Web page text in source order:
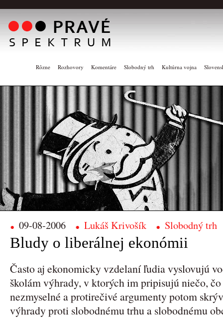
Rôzne Rozhovory Komentáre Slobodný trh Kultúrna vojna
09-08-2006 Lukáš Krivošík Slobodný trh
Bludy o liberálnej ekonómii
Často aj ekonomicky vzdelaní ľudia vyslovujú
školám výhrady, v ktorých im pripisujú niečo,
nezmyselné a protirečivé argumenty potom
výhrady proti slobodnému trhu a slobodnému